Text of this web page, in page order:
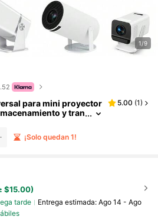
1/9
para mini proyector
y tran
HY320
5.00 (1)
¡Solo quedan 1!
$15.00)
tarde Entrega estimada: Ago 14 - Ago